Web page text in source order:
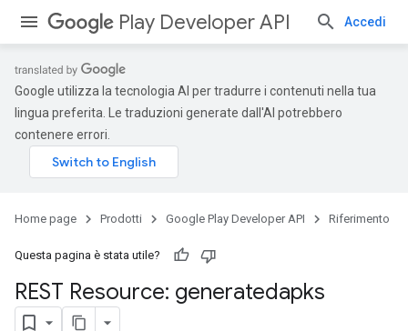
Play Developer API Accedi
Google utilizza la tecnologia AI per tradurre i contenuti nella tua
lingua preferita. Le traduzioni generate dall'AI potrebbero
contenere errori.
Home page Prodotti Google Play Developer API Riferimento
Questa pagina è stata utile?
REST Resource: generatedapks